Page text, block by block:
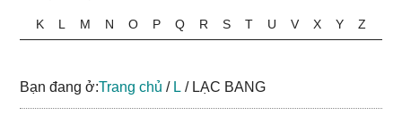
điển
Phật
học
ngữ
K L M N O P Q R S T U V X Y Z
Bạn đang ở:Trang chủ / L /LẠC BANG